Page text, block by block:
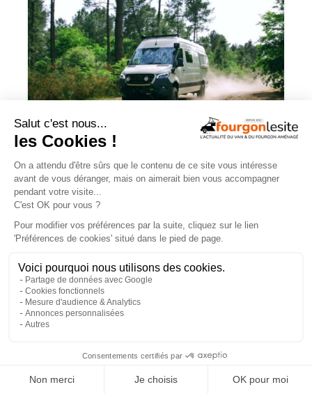
Mercedes Sprinter : le 4×4 est-il
vraiment indispensable ?
ESSAIS